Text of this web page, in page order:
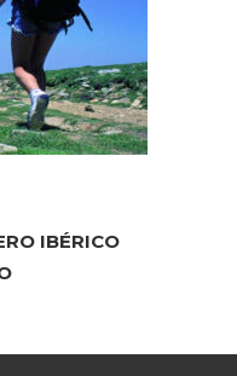
IBÉRICO